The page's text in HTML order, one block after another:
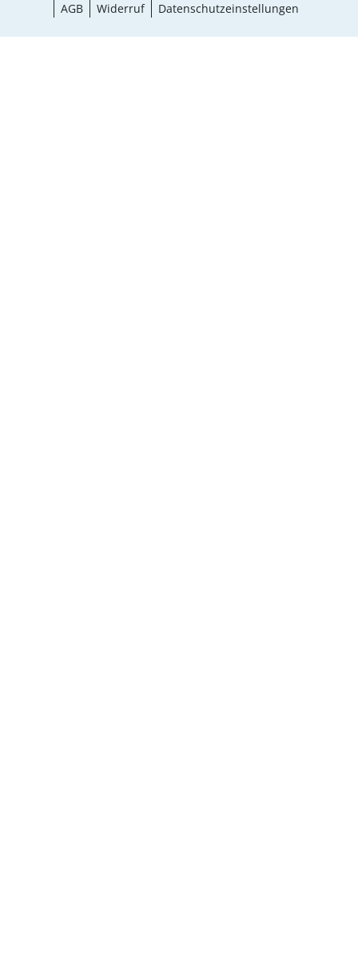
AGB
Widerruf Datenschutzeinstellungen